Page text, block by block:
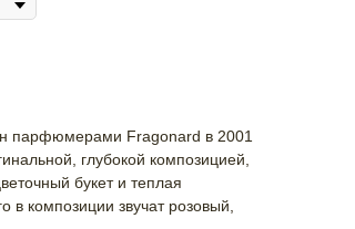
парфюмерами Fragonard в 2001
глубокой композицией,
букет и теплая
в композиции звучат розовый,